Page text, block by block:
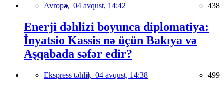
Avropa, 04 avqust, 14:42 438
Enerji dəhlizi boyunca diplomatiya:
İnyatsio Kassis nə üçün Bakıya və
Aşqabada səfər edir?
Ekspress təhlil, 04 avqust, 14:38 499